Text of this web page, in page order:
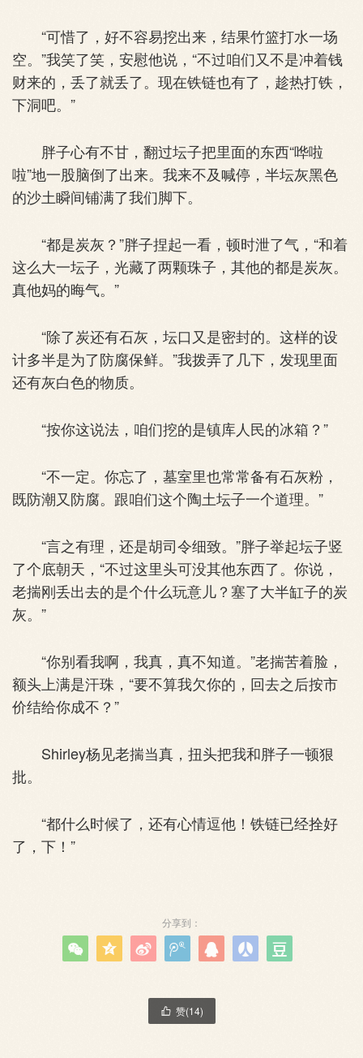
“可惜了，好不容易挖出来，结果竹篮打水一场
空。”我笑了笑，安慰他说，“不过咱们又不是冲着钱
财来的，丢了就丢了。现在铁链也有了，趁热打铁，
下洞吧。”
胖子心有不甘，翻过坛子把里面的东西“哗啦
啦”地一股脑倒了出来。我来不及喊停，半坛灰黑色
的沙土瞬间铺满了我们脚下。
“都是炭灰？”胖子捏起一看，顿时泄了气，“和着
这么大一坛子，光藏了两颗珠子，其他的都是炭灰。
真他妈的晦气。”
“除了炭还有石灰，坛口又是密封的。这样的设
计多半是为了防腐保鲜。”我拨弄了几下，发现里面
还有灰白色的物质。
“按你这说法，咱们挖的是镇库人民的冰箱？”
“不一定。你忘了，墓室里也常常备有石灰粉，
既防潮又防腐。跟咱们这个陶土坛子一个道理。”
“言之有理，还是胡司令细致。”胖子举起坛子竖
了个底朝天，“不过这里头可没其他东西了。你说，
老揣刚丢出去的是个什么玩意儿？塞了大半缸子的炭
灰。”
“你别看我啊，我真，真不知道。”老揣苦着脸，
额头上满是汗珠，“要不算我欠你的，回去之后按市
价结给你成不？”
Shirley杨见老揣当真，扭头把我和胖子一顿狠
批。
“都什么时候了，还有心情逗他！铁链已经拴好
了，下！”
分享到：
      
 赞(14)